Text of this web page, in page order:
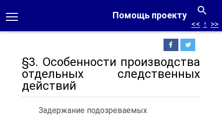
Помощь проекту
<< ↑ >>
§3. Особенности производства
отдельных следственных
действий
Задержание подозреваемых